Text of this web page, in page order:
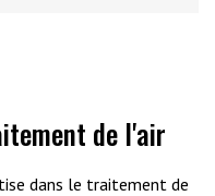
de l'air
dans le traitement de